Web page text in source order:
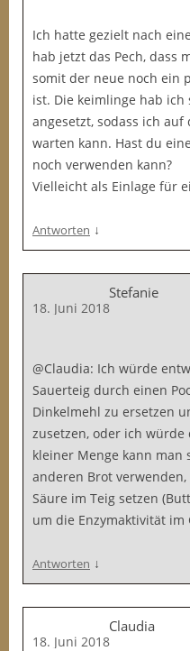
Ich hatte gezielt nach
hab jetzt das Pech, dass
somit der neue noch ein
ist. Die keimlinge hab ich
angesetzt, sodass ich
warten kann. Hast du
noch verwenden kann?
Vielleicht als Einlage für
Antworten ↓
Stefanie
18. Juni 2018
@Claudia: Ich würde
Sauerteig durch einen
Dinkelmehl zu ersetzen
zusetzen, oder ich
kleiner Menge kann
anderen Brot
Säure im Teig setzen
um die Enzymaktivität im
Antworten ↓
Claudia
18. Juni 2018